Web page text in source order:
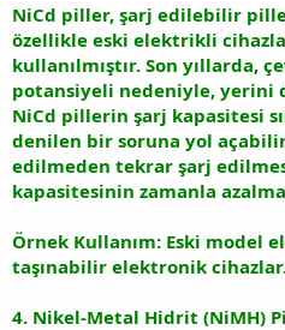
NiCd piller, şarj edilebilir
özellikle eski elektrikli
kullanılmıştır. Son yıllarda,
potansiyeli nedeniyle, yerini
NiCd pillerin şarj kapasitesi
denilen bir soruna yol
edilmeden tekrar şarj
kapasitesinin zamanla
Örnek Kullanım: Eski model
taşınabilir elektronik
4. Nikel-Metal Hidrit (NiMH)